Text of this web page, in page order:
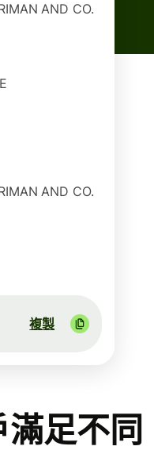
AND CO.
AND CO.
複製
足不同